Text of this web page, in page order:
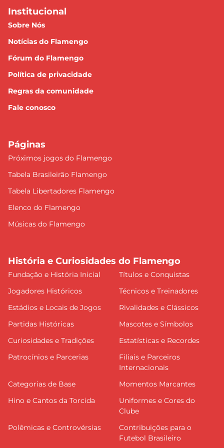
Institucional
Sobre Nós
Notícias do Flamengo
Fórum do Flamengo
Política de privacidade
Regras da comunidade
Fale conosco
Páginas
Próximos jogos do Flamengo
Tabela Brasileirão Flamengo
Tabela Libertadores Flamengo
Elenco do Flamengo
Músicas do Flamengo
História e Curiosidades do Flamengo
Fundação e História Inicial
Títulos e Conquistas
Jogadores Históricos
Técnicos e Treinadores
Estádios e Locais de Jogos
Rivalidades e Clássicos
Partidas Históricas
Mascotes e Símbolos
Curiosidades e Tradições
Estatísticas e Recordes
Patrocínios e Parcerias
Filiais e Parceiros
Internacionais
Categorias de Base
Momentos Marcantes
Hino e Cantos da Torcida
Uniformes e Cores do
Clube
Polêmicas e Controvérsias
Contribuições para o
Futebol Brasileiro